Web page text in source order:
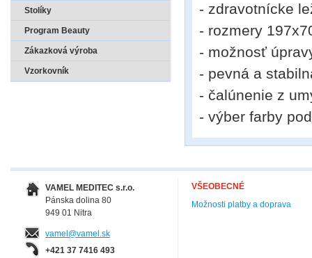
- zdravotnícke
- rozmery
- možnosť
- pevná a
- čalúnenie z
- výber farby
Stolíky
Program Beauty
Zákazková výroba
Vzorkovník
VAMEL MEDITEC s.r.o.
Pánska dolina 80
949 01 Nitra
vamel@vamel.sk
+421 37 7416 493
VŠEOBECNÉ
Možnosti platby a doprava